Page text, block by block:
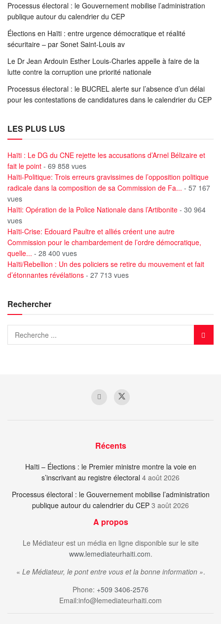
Processus électoral : le Gouvernement mobilise l’administration
publique autour du calendrier du CEP
Élections en Haïti : entre urgence démocratique et réalité
sécuritaire – par Sonet Saint-Louis av
Le Dr Jean Ardouin Esther Louis-Charles appelle à faire de la
lutte contre la corruption une priorité nationale
Processus électoral : le BUCREL alerte sur l’absence d’un délai
pour les contestations de candidatures dans le calendrier du CEP
LES PLUS LUS
Haïti : Le DG du CNE rejette les accusations d’Arnel Bélizaire et
fait le point - 69 858 vues
Haïti-Politique: Trois erreurs gravissimes de l’opposition politique
radicale dans la composition de sa Commission de Fa... - 57 167
vues
Haïti: Opération de la Police Nationale dans l’Artibonite - 30 964
vues
Haïti-Crise: Edouard Paultre et alliés créent une autre
Commission pour le chambardement de l’ordre démocratique,
quelle... - 28 400 vues
Haïti/Rebellion : Un des policiers se retire du mouvement et fait
d’étonnantes révélations - 27 713 vues
Rechercher
Récents
Haïti – Élections : le Premier ministre montre la voie en
s’inscrivant au registre électoral 4 août 2026
Processus électoral : le Gouvernement mobilise l’administration
publique autour du calendrier du CEP 3 août 2026
A propos
Le Médiateur est un média en ligne disponible sur le site
www.lemediateurhaiti.com.
« Le Médiateur, le pont entre vous et la bonne information ».
Phone: +509 3406-2576
Email:info@lemediateurhaiti.com